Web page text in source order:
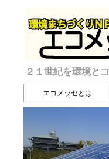
２１世紀を環境と
エコメッセとは